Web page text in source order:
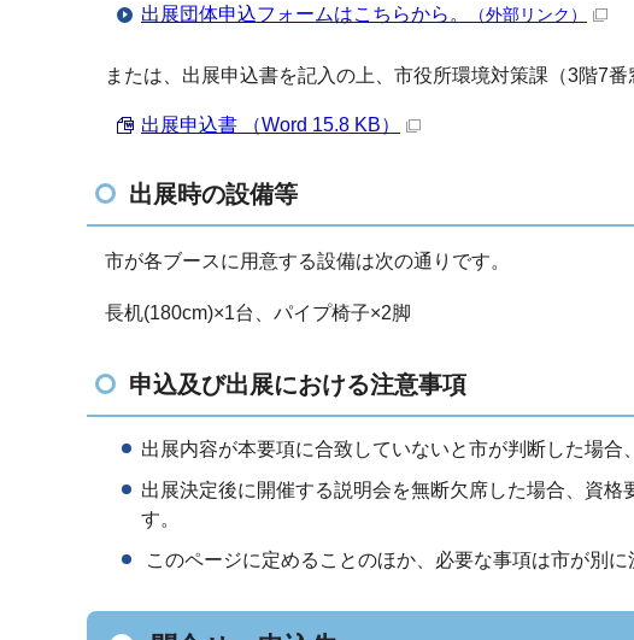
出展団体申込フォームはこちらから。 （外部リンク）
または、出展申込書を記入の上、市役所環境対策課（3階7番
出展申込書 （Word 15.8 KB）
出展時の設備等
市が各ブースに用意する設備は次の通りです。
長机(180cm)×1台、パイプ椅子×2脚
申込及び出展における注意事項
出展内容が本要項に合致していないと市が判断した場合
出展決定後に開催する説明会を無断欠席した場合、資
す。
このページに定めることのほか、必要な事項は市が別に